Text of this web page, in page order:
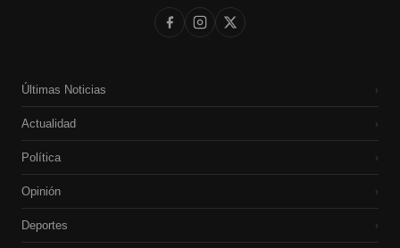
Últimas Noticias ›
Actualidad ›
Política ›
Opinión ›
Deportes ›